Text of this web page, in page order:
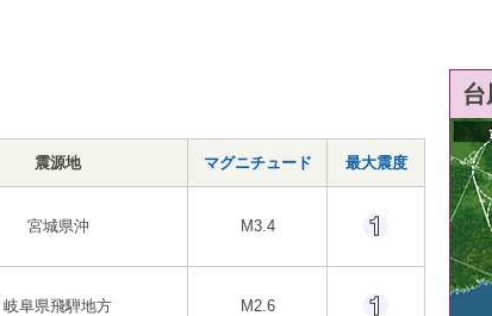
震源地 マグニチュード 最大震度
宮城県沖 M3.4
岐阜県飛騨地方 M2.6